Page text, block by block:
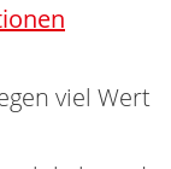
viel Wert